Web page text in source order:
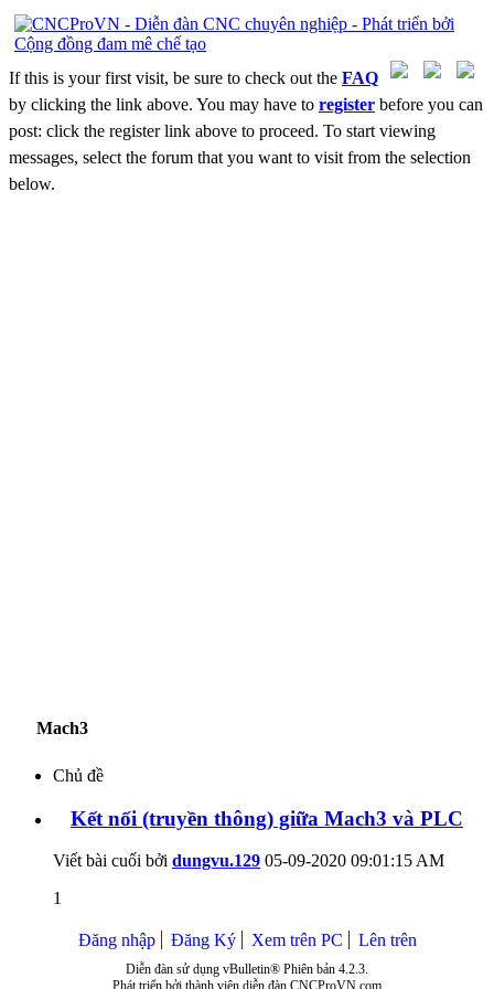
If this is your first visit, be sure to check out the FAQ
by clicking the link above. You may have to register before you can
post: click the register link above to proceed. To start viewing
messages, select the forum that you want to visit from the selection
below.
Mach3
Chủ đề
Kết nối (truyền thông) giữa Mach3 và PLC
Viết bài cuối bởi dungvu.129 05-09-2020 09:01:15 AM
1
Đăng nhập Đăng Ký Xem trên PC Lên trên
Diễn đàn sử dụng vBulletin® Phiên bản 4.2.3.